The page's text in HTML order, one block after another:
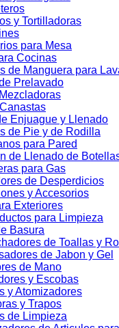
y Tortilladoras
para Mesa
Cocinas
de Manguera para
Prelavado
Enjuague y Llenado
de Pie y de Rodilla
para Pared
de Llenado de
para Gas
de Desperdicios
y Accesorios
Exteriores
para Limpieza
Basura
de Toallas y
de Jabon y Gel
de Mano
y Escobas
y Atomizadores
y Trapos
de Limpieza